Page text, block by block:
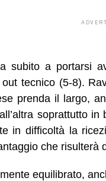
subito a portarsi
tecnico (5-8).
prenda il largo,
soprattutto
in difficoltà la
che risulterà
equilibrato,